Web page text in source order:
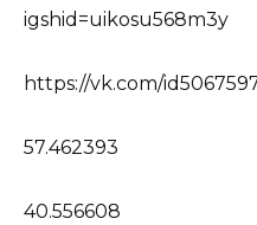
igshid=uikosu568m3y
https://vk.com/
57.462393
40.556608